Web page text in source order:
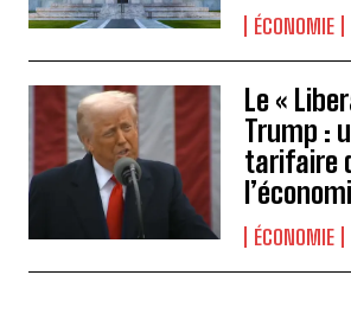
ÉCONOMIE
Le «
Trump :
tarifaire
ÉCONOMIE